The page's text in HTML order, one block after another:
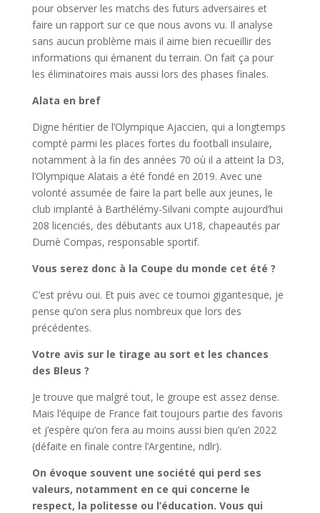
pour observer les matchs des futurs adversaires et
faire un rapport sur ce que nous avons vu. Il analyse
sans aucun problème mais il aime bien recueillir des
informations qui émanent du terrain. On fait ça pour
les éliminatoires mais aussi lors des phases finales.
Alata en bref
Digne héritier de l’Olympique Ajaccien, qui a longtemps
compté parmi les places fortes du football insulaire,
notamment à la fin des années 70 où il a atteint la D3,
l’Olympique Alatais a été fondé en 2019. Avec une
volonté assumée de faire la part belle aux jeunes, le
club implanté à Barthélémy-Silvani compte aujourd’hui
208 licenciés, des débutants aux U18, chapeautés par
Dumè Compas, responsable sportif.
Vous serez donc à la Coupe du monde cet été ?
C’est prévu oui. Et puis avec ce tournoi gigantesque, je
pense qu’on sera plus nombreux que lors des
précédentes.
Votre avis sur le tirage au sort et les chances
des Bleus ?
Je trouve que malgré tout, le groupe est assez dense.
Mais l’équipe de France fait toujours partie des favoris
et j’espère qu’on fera au moins aussi bien qu’en 2022
(défaite en finale contre l’Argentine, ndlr).
On évoque souvent une société qui perd ses
valeurs, notamment en ce qui concerne le
respect, la politesse ou l’éducation. Vous qui